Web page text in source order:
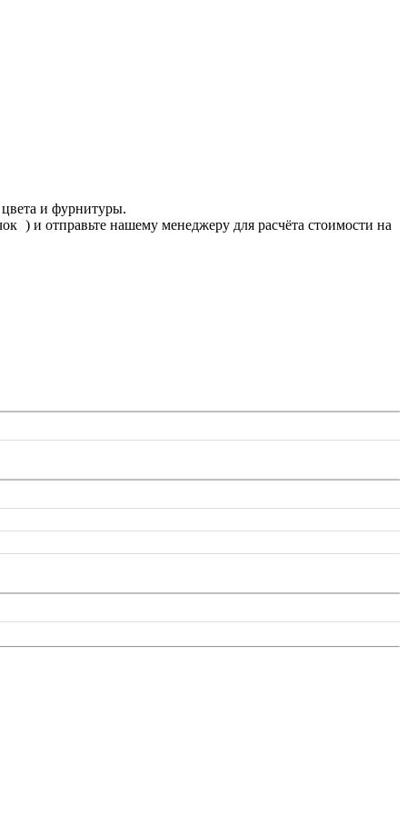
цвета и фурнитуры.
) и отправьте нашему менеджеру для расчёта стоимости на